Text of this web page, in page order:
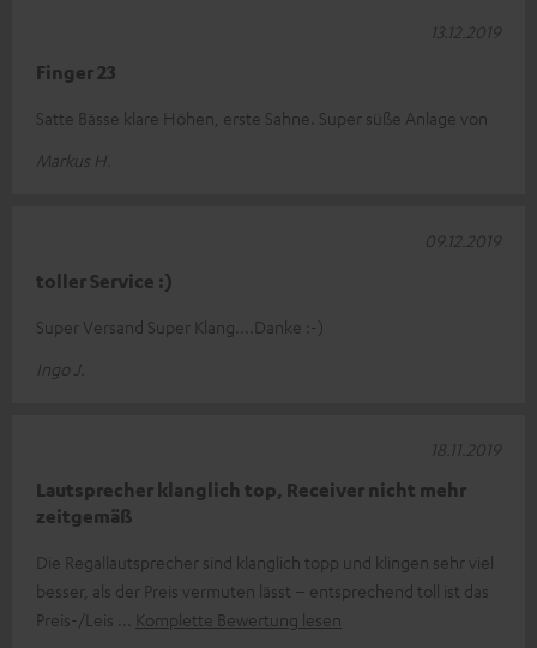
Finger 23
Satte Bässe klare Höhen, erste Sahne. Super süße Anlage von
Markus H.
13.12.2019
toller Service :)
Super Versand Super Klang....Danke :-)
Ingo J.
09.12.2019
Lautsprecher klanglich top, Receiver nicht mehr
zeitgemäß
Die Regallautsprecher sind klanglich topp und klingen sehr viel
besser, als der Preis vermuten lässt – entsprechend toll ist das
Preis-/Leis
Komplette Bewertung lesen
18.11.2019